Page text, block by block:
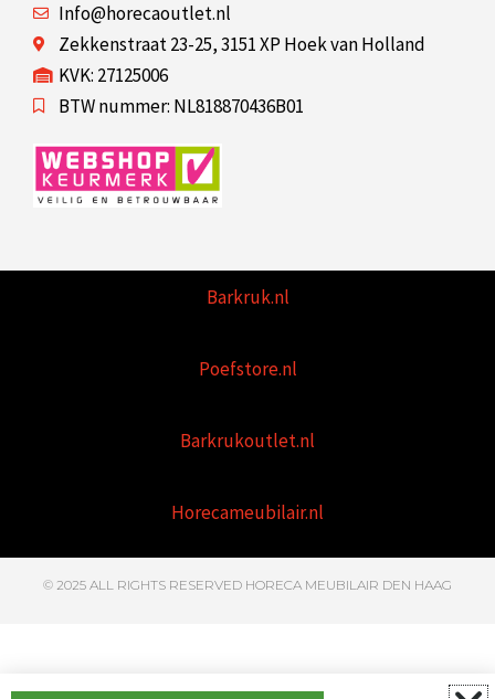
Info@horecaoutlet.nl
Zekkenstraat 23-25, 3151 XP Hoek van Holland
KVK: 27125006
BTW nummer: NL818870436B01
Barkruk.nl
Poefstore.nl
Barkrukoutlet.nl
Horecameubilair.nl
© 2025 ALL RIGHTS RESERVED HORECA MEUBILAIR DEN HAAG